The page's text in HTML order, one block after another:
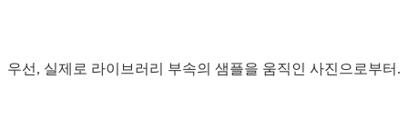
우선, 실제로 라이브러리 부속의 샘플을 움직인 사진으로부터.